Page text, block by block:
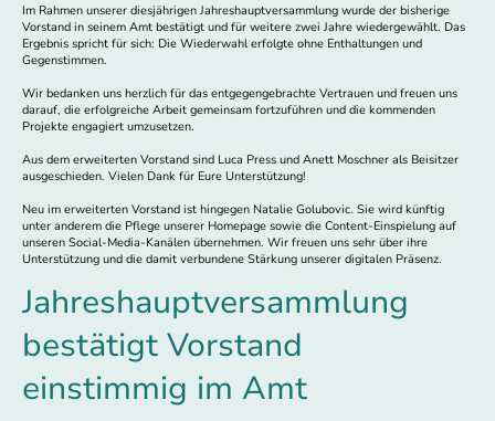
Im Rahmen unserer diesjährigen Jahreshauptversammlung wurde der bisherige
Vorstand in seinem Amt bestätigt und für weitere zwei Jahre wiedergewählt. Das
Ergebnis spricht für sich: Die Wiederwahl erfolgte ohne Enthaltungen und
Gegenstimmen.
Wir bedanken uns herzlich für das entgegengebrachte Vertrauen und freuen uns
darauf, die erfolgreiche Arbeit gemeinsam fortzuführen und die kommenden
Projekte engagiert umzusetzen.
Aus dem erweiterten Vorstand sind Luca Press und Anett Moschner als Beisitzer
ausgeschieden. Vielen Dank für Eure Unterstützung!
Neu im erweiterten Vorstand ist hingegen Natalie Golubovic. Sie wird künftig
unter anderem die Pflege unserer Homepage sowie die Content-Einspielung auf
unseren Social-Media-Kanälen übernehmen. Wir freuen uns sehr über ihre
Unterstützung und die damit verbundene Stärkung unserer digitalen Präsenz.
Jahreshauptversammlung
bestätigt Vorstand
einstimmig im Amt